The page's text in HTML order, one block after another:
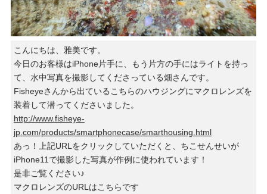
こんにちは、雅美です。
今日のお客様はiPhone片手に、もう片方の手にはライトを持っ
て、水中写真を撮影してくださっている畑さんです。
Fisheyeさんから出ているこちらのハウジングにマクロレンズを
装着して潜ってくださいました。
http://www.fisheye-
jp.com/products/smartphonecase/smarthousing.html
あっ！上記URLをクリックしていただくと、ちこせんせいが
iPhone11で撮影した写真が作例に使われています！
是非ご覧ください♪
マクロレンズのURLはこちらです